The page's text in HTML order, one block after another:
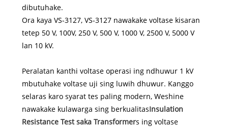
dibutuhake.
Ora kaya VS-3127, VS-3127 nawakake voltase kisaran
tetep 50 V, 100V, 250 V, 500 V, 1000 V, 2500 V, 5000 V
lan 10 kV.
Peralatan kanthi voltase operasi ing ndhuwur 1 kV
mbutuhake voltase uji sing luwih dhuwur. Kanggo
selaras karo syarat tes paling modern, Weshine
nawakake kulawarga sing berkualitasInsulation
Resistance Test saka Transformers ing voltase